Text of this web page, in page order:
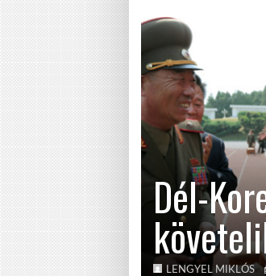
Dél-
LENGYEL MIKLÓS